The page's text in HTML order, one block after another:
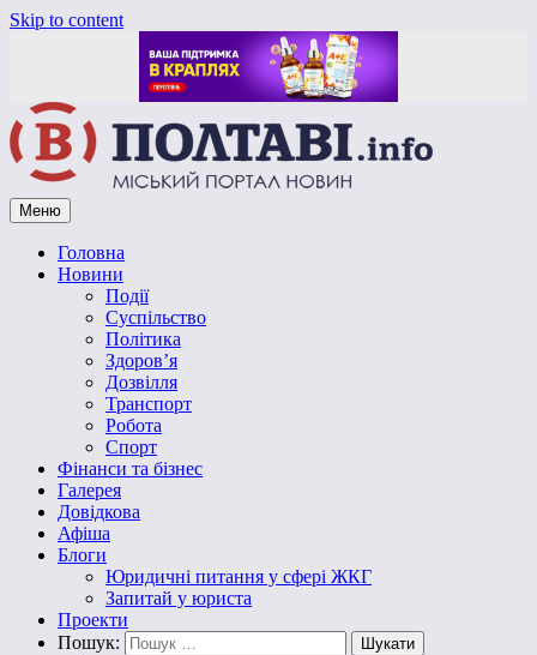
Skip to content
Vpoltave.info
Полтавський портал новин
Меню
Головна
Новини
Події
Суспільство
Політика
Здоров’я
Дозвілля
Транспорт
Робота
Спорт
Фінанси та бізнес
Галерея
Довідкова
Афіша
Блоги
Юридичні питання у сфері ЖКГ
Запитай у юриста
Проекти
Пошук: